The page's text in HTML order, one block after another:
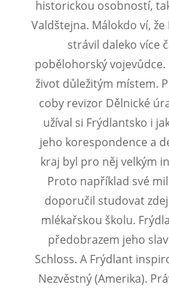
historickou osobností,
Valdštejna. Málokdo ví, že
strávil daleko více
pobělohorský
život důležitým místem.
coby revizor Dělnické
užíval si Frýdlantsko i
jeho korespondence a
kraj byl pro něj velkým
Proto například své
doporučil studovat
mlékařskou školu.
předobrazem jeho
Schloss. A Frýdlant
Nezvěstný (Amerika).